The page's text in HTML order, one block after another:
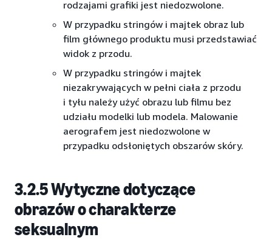
rodzajami grafiki jest niedozwolone.
W przypadku stringów i majtek obraz lub
film głównego produktu musi przedstawiać
widok z przodu.
W przypadku stringów i majtek
niezakrywających w pełni ciała z przodu
i tyłu należy użyć obrazu lub filmu bez
udziału modelki lub modela. Malowanie
aerografem jest niedozwolone w
przypadku odsłoniętych obszarów skóry.
3.2.5 Wytyczne dotyczące
obrazów o charakterze
seksualnym